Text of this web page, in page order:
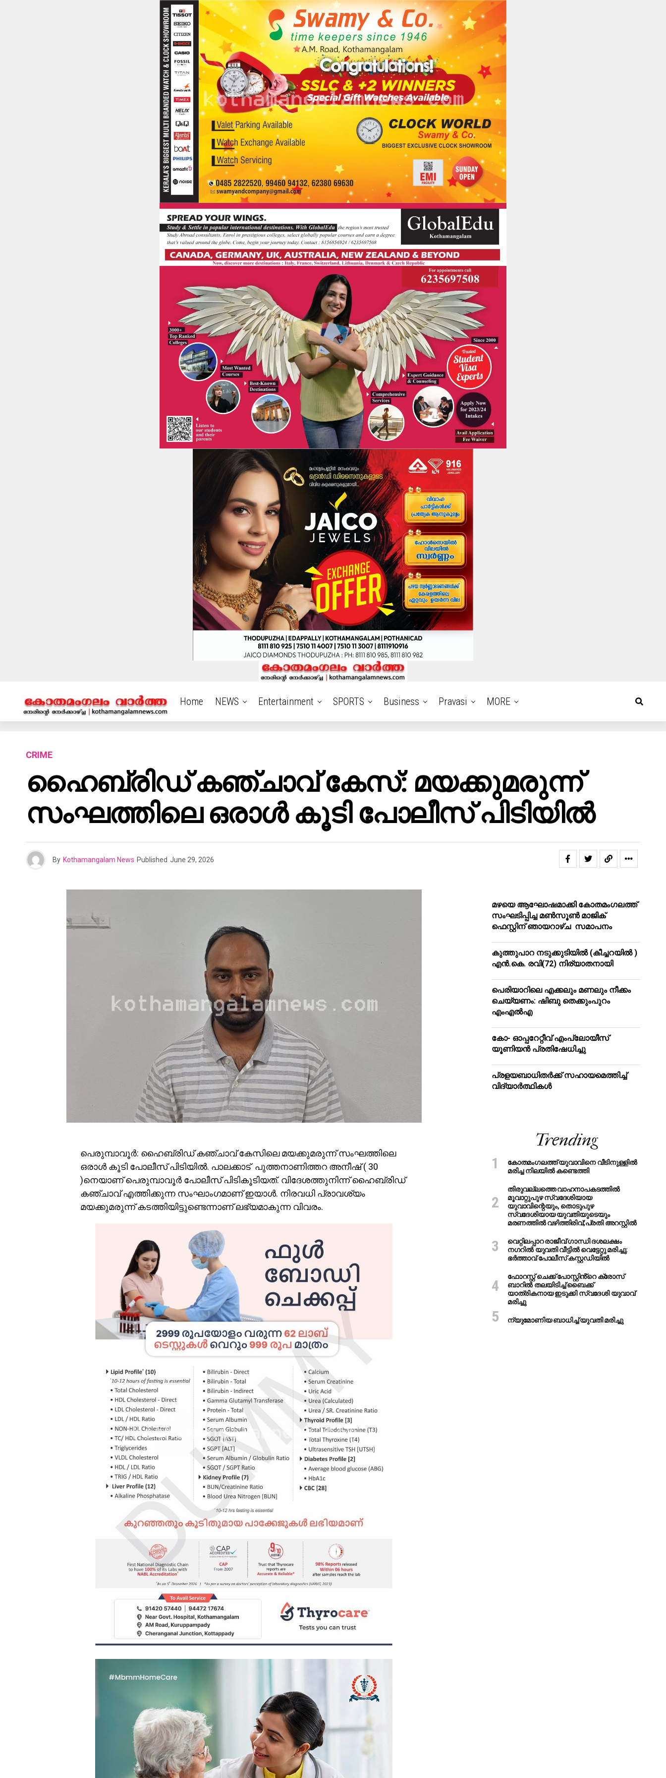
Home NEWS Entertainment SPORTS Business Pravasi MORE
CRIME
ഹൈബ്രിഡ് കഞ്ചാവ് കേസ്: മയക്കുമരുന്ന്
സംഘത്തിലെ ഒരാൾ കൂടി പോലീസ് പിടിയിൽ
By Kothamangalam News Published June 29, 2026
പെരുമ്പാവൂർ: ഹൈബ്രിഡ് കഞ്ചാവ് കേസിലെ മയക്കുമരുന്ന് സംഘത്തിലെ
ഒരാൾ കൂടി പോലീസ് പിടിയിൽ. പാലക്കാട് പുത്തനാണിത്തറ അനീഷ് ( 30
)നെയാണ് പെരുമ്പാവൂർ പോലീസ് പിടികൂടിയത്. വിദേശത്തുനിന്ന് ഹൈബ്രിഡ്
കഞ്ചാവ് എത്തിക്കുന്ന സംഘാംഗമാണ് ഇയാൾ. നിരവധി പ്രാവശ്യം
മയക്കുമരുന്ന് കടത്തിയിട്ടുണ്ടെന്നാണ് ലഭ്യമാകുന്ന വിവരം.
മഴയെ ആഘോഷമാക്കി കോതമംഗലത്ത്
സംഘടിപ്പിച്ച മൺസൂൺ മാജിക്
ഫെസ്റ്റിന് ഞായറാഴ്ച സമാപനം
കുത്തുപാറ നടുക്കുടിയിൽ (കീച്ചറയിൽ )
എൻ.കെ. രവി(72) നിര്യാതനായി
പെരിയാറിലെ എക്കലും മണലും നീക്കം
ചെയ്യണം: ഷിബു തെക്കുംപുറം
എംഎൽഎ
കോ- ഓപ്പറേറ്റീവ് എംപ്ലോയീസ്
യൂണിയൻ പ്രതിഷേധിച്ചു
പ്രളയബാധിതർക്ക് സഹായമെത്തിച്ച്
വിദ്യാർത്ഥികൾ
Trending
കോതമംഗലത്ത് യുവാവിനെ വീടിനുള്ളിൽ
മരിച്ച നിലയിൽ കണ്ടെത്തി
തിരുവല്ലത്തെ വാഹനാപകടത്തില്‍
മൂവാറ്റുപുഴ സ്വദേശിയായ
യുവാവിന്റെയും, തൊടുപുഴ
സ്വദേശിയായ യുവതിയുടെയും
മരണത്തില്‍ വഴിത്തിരിവ്;പ്രതി അറസ്റ്റില്‍
വെറ്റിലപ്പാറ രാജീവ് ഗാന്ധി ദശലക്ഷം
നഗറിൽ യുവതി വീട്ടിൽ വെട്ടേറ്റു മരിച്ചു:
ഭർത്താവ് പോലീസ് കസ്റ്റഡിയിൽ
ഫോറസ്റ്റ് ചെക്ക് പോസ്റ്റിൻ്റെ ക്രോസ്
ബാറില്‍ തലയിടിച്ച് ബൈക്ക്
യാത്രികനായ ഇടുക്കി സ്വദേശി യുവാവ്
മരിച്ചു
ന്യുമോണിയ ബാധിച്ച് യുവതി മരിച്ചു